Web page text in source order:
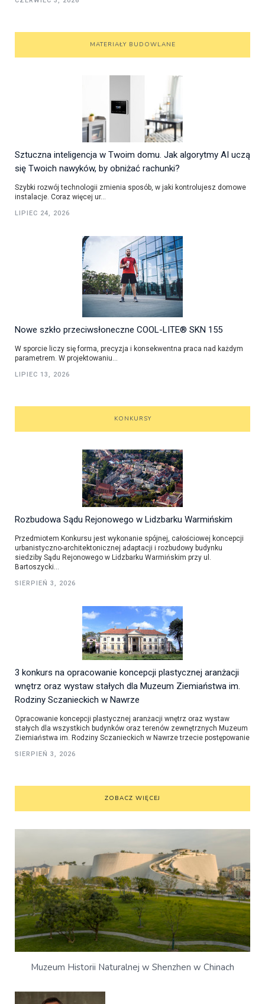
MATERIAŁY BUDOWLANE
Sztuczna inteligencja w Twoim domu. Jak algorytmy AI uczą
się Twoich nawyków, by obniżać rachunki?
Szybki rozwój technologii zmienia sposób, w jaki kontrolujesz domowe
instalacje. Coraz więcej ur...
LIPIEC 24, 2026
Nowe szkło przeciwsłoneczne COOL-LITE® SKN 155
W sporcie liczy się forma, precyzja i konsekwentna praca nad każdym
parametrem. W projektowaniu...
LIPIEC 13, 2026
KONKURSY
Rozbudowa Sądu Rejonowego w Lidzbarku Warmińskim
Przedmiotem Konkursu jest wykonanie spójnej, całościowej koncepcji
urbanistyczno-architektonicznej adaptacji i rozbudowy budynku
siedziby Sądu Rejonowego w Lidzbarku Warmińskim przy ul.
Bartoszycki...
SIERPIEŃ 3, 2026
3 konkurs na opracowanie koncepcji plastycznej aranżacji
wnętrz oraz wystaw stałych dla Muzeum Ziemiaństwa im.
Rodziny Sczanieckich w Nawrze
Opracowanie koncepcji plastycznej aranżacji wnętrz oraz wystaw
stałych dla wszystkich budynków oraz terenów zewnętrznych Muzeum
Ziemiaństwa im. Rodziny Sczanieckich w Nawrze trzecie postępowanie
SIERPIEŃ 3, 2026
ZOBACZ WIĘCEJ
Muzeum Historii Naturalnej w Shenzhen w Chinach